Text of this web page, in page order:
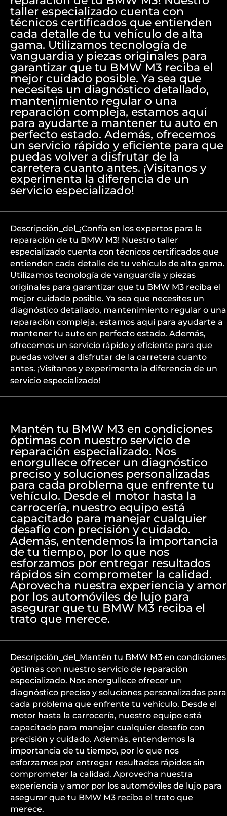
taller especializado cuenta con
técnicos certificados que entienden
cada detalle de tu vehículo de alta
gama. Utilizamos tecnología de
vanguardia y piezas originales para
garantizar que tu BMW M3 reciba el
mejor cuidado posible. Ya sea que
necesites un diagnóstico detallado,
mantenimiento regular o una
reparación compleja, estamos aquí
para ayudarte a mantener tu auto en
perfecto estado. Además, ofrecemos
un servicio rápido y eficiente para que
puedas volver a disfrutar de la
carretera cuanto antes. ¡Visítanos y
experimenta la diferencia de un
servicio especializado!
Descripción_del_¡Confía en los expertos para la
reparación de tu BMW M3! Nuestro taller
especializado cuenta con técnicos certificados que
entienden cada detalle de tu vehículo de alta gama.
Utilizamos tecnología de vanguardia y piezas
originales para garantizar que tu BMW M3 reciba el
mejor cuidado posible. Ya sea que necesites un
diagnóstico detallado, mantenimiento regular o una
reparación compleja, estamos aquí para ayudarte a
mantener tu auto en perfecto estado. Además,
ofrecemos un servicio rápido y eficiente para que
puedas volver a disfrutar de la carretera cuanto
antes. ¡Visítanos y experimenta la diferencia de un
servicio especializado!
Mantén tu BMW M3 en condiciones
óptimas con nuestro servicio de
reparación especializado. Nos
enorgullece ofrecer un diagnóstico
preciso y soluciones personalizadas
para cada problema que enfrente tu
vehículo. Desde el motor hasta la
carrocería, nuestro equipo está
capacitado para manejar cualquier
desafío con precisión y cuidado.
Además, entendemos la importancia
de tu tiempo, por lo que nos
esforzamos por entregar resultados
rápidos sin comprometer la calidad.
Aprovecha nuestra experiencia y amor
por los automóviles de lujo para
asegurar que tu BMW M3 reciba el
trato que merece.
Descripción_del_Mantén tu BMW M3 en condiciones
óptimas con nuestro servicio de reparación
especializado. Nos enorgullece ofrecer un
diagnóstico preciso y soluciones personalizadas para
cada problema que enfrente tu vehículo. Desde el
motor hasta la carrocería, nuestro equipo está
capacitado para manejar cualquier desafío con
precisión y cuidado. Además, entendemos la
importancia de tu tiempo, por lo que nos
esforzamos por entregar resultados rápidos sin
comprometer la calidad. Aprovecha nuestra
experiencia y amor por los automóviles de lujo para
asegurar que tu BMW M3 reciba el trato que
merece.